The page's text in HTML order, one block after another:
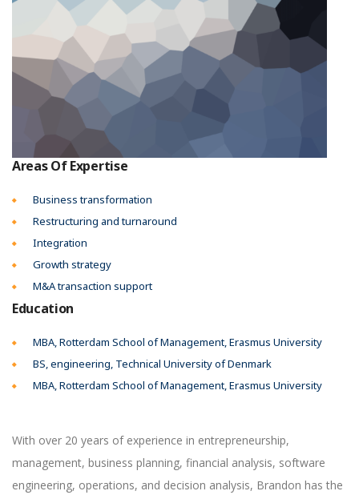
Areas Of Expertise
Business transformation
Restructuring and turnaround
Integration
Growth strategy
M&A transaction support
Education
MBA, Rotterdam School of Management, Erasmus University
BS, engineering, Technical University of Denmark
MBA, Rotterdam School of Management, Erasmus University
With over 20 years of experience in entrepreneurship,
management, business planning, financial analysis, software
engineering, operations, and decision analysis, Brandon has the